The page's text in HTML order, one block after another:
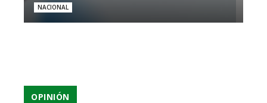
NACIONAL
OPINIÓN